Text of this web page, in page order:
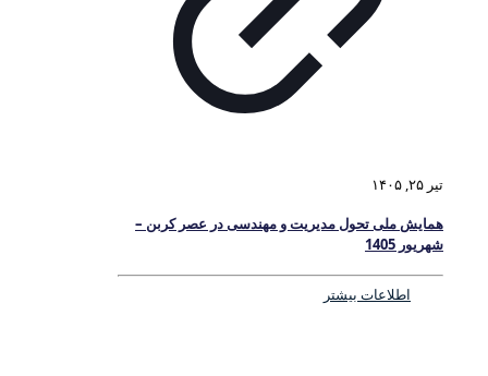
تیر ۲۵, ۱۴۰۵
همایش ملی تحول مدیریت و مهندسی در عصر کربن –
شهریور 1405
اطلاعات بیشتر